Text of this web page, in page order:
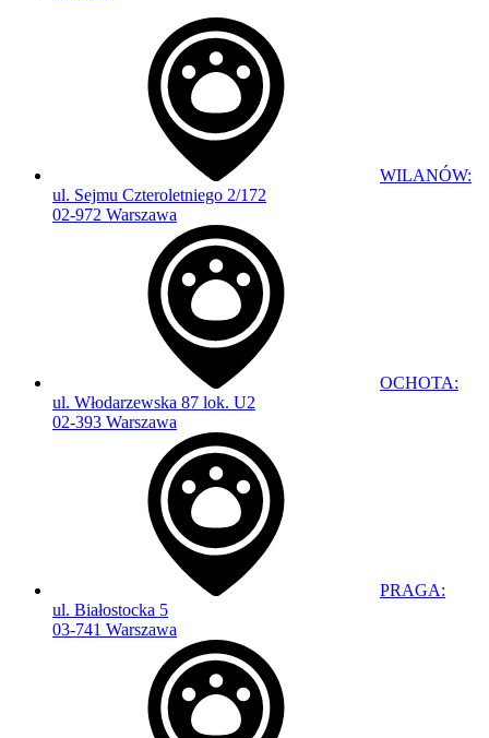
WILANÓW:
ul. Sejmu Czteroletniego 2/172
02-972 Warszawa
OCHOTA:
ul. Włodarzewska 87 lok. U2
02-393 Warszawa
PRAGA:
ul. Białostocka 5
03-741 Warszawa